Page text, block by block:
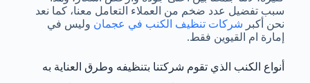
سبب تفضيل عدد ضخم من العملاء التعامل معنا، كما نعد
نحن أكبر شركات تنظيف الكنب في عجمان وليس في
إمارة ام القيوين فقط.
أنواع الكنب الذي تقوم شركتنا بتنظيفه وطرق العناية به